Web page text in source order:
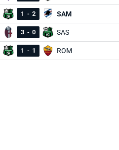
1 - 2 SAM
3 - 0 SAS
1 - 1 ROM